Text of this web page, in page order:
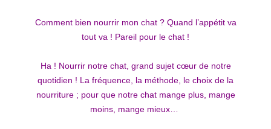
Comment bien nourrir mon chat ? Quand l’appétit va
tout va ! Pareil pour le chat !
Ha ! Nourrir notre chat, grand sujet cœur de notre
quotidien ! La fréquence, la méthode, le choix de la
nourriture ; pour que notre chat mange plus, mange
moins, mange mieux…